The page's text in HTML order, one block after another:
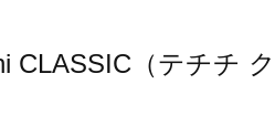
CLASSIC（テチチ